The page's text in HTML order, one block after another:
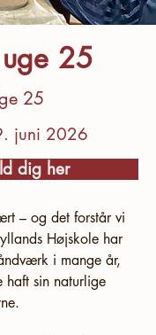
25
25
juni 2026
dig her
– og det forstår vi
Højskole har
i mange år,
sin naturlige